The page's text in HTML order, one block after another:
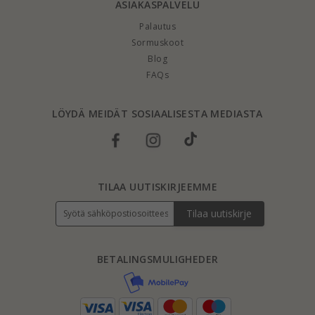
ASIAKASPALVELU
Palautus
Sormuskoot
Blog
FAQs
LÖYDÄ MEIDÄT SOSIAALISESTA MEDIASTA
BETALINGSMULIGHEDER
TILAA UUTISKIRJEEMME
Tilaa uutiskirje